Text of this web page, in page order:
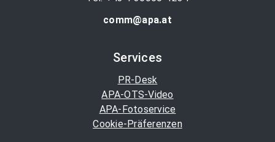
comm@apa.at
Services
PR-Desk
APA-OTS-Video
APA-Fotoservice
Cookie-Präferenzen